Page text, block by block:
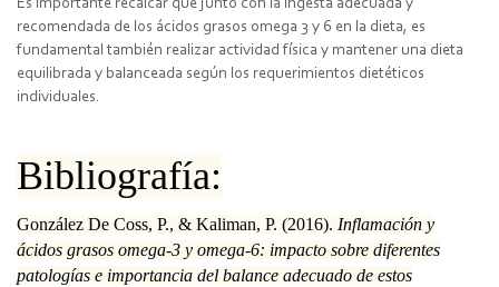
Es importante recalcar que junto con la ingesta adecuada y
recomendada de los ácidos grasos omega 3 y 6 en la dieta, es
fundamental también realizar actividad física y mantener una dieta
equilibrada y balanceada según los requerimientos dietéticos
individuales.
Bibliografía:
González De Coss, P., & Kaliman, P. (2016). Inflamación y
ácidos grasos omega-3 y omega-6: impacto sobre diferentes
patologías e importancia del balance adecuado de estos